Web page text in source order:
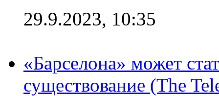
29.9.2023, 10:35
«Барселона» может
существование (The